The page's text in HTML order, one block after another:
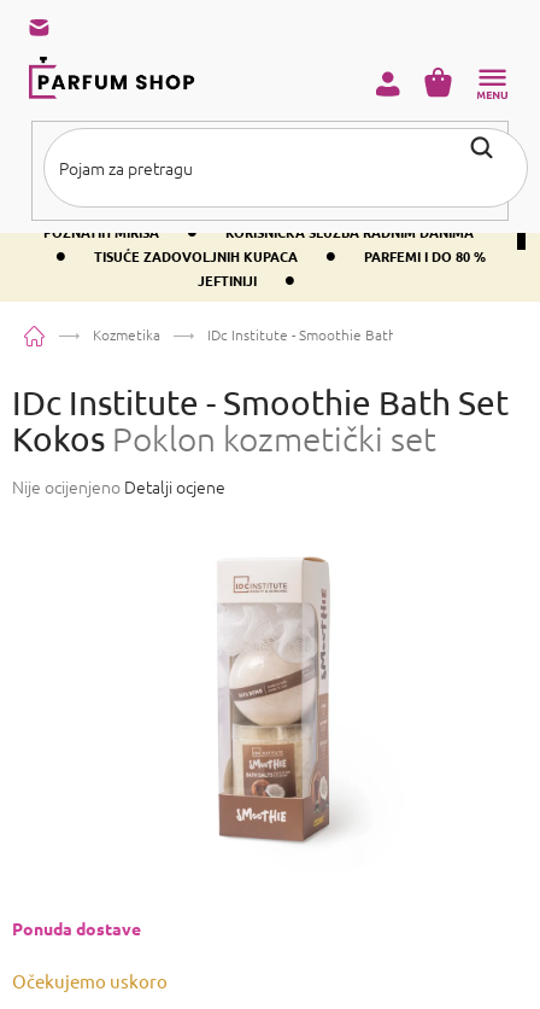
sadržaj
BESPLATNA DOSTAVA IZNAD PRIBLIŽNO 37 € •
400+ SVJETSKI
POZNATIH MIRISA
• KORISNIČKA SLUŽBA RADNIM DANIMA
• TISUĆE ZADOVOLJNIH KUPACA •
PARFEMI I DO 80 %
JEFTINIJI
•
KOŠARICA
PočetnaKozmetika IDc Institute - Smoothie Bath Set Kokos
IDc Institute - Smoothie Bath Set
Kokos Poklon kozmetički set
Prosječna
Nije ocijenjeno Detalji ocjene
Očekujemo uskoro
Ponuda dostave